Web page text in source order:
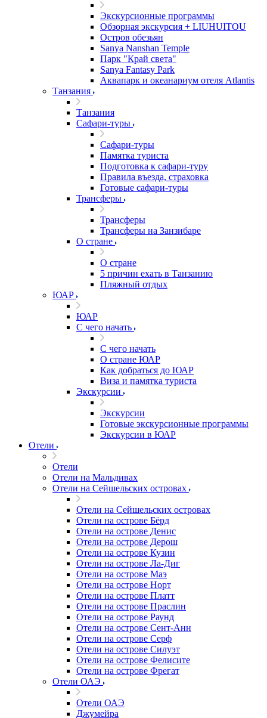
Экскурсионные программы
Обзорная экскурсия + LIUHUITOU
Остров обезьян
Sanya Nanshan Temple
Парк "Край света"
Sanya Fantasy Park
Аквапарк и океанариум отеля Atlantis
Танзания
Танзания
Сафари-туры
Сафари-туры
Памятка туриста
Подготовка к сафари-туру
Правила въезда, страховка
Готовые сафари-туры
Трансферы
Трансферы
Трансферы на Занзибаре
О стране
О стране
5 причин ехать в Танзанию
Пляжный отдых
ЮАР
ЮАР
С чего начать
С чего начать
О стране ЮАР
Как добраться до ЮАР
Виза и памятка туриста
Экскурсии
Экскурсии
Готовые экскурсионные программы
Экскурсии в ЮАР
Отели
Отели
Отели на Мальдивах
Отели на Сейшельских островах
Отели на Сейшельских островах
Отели на острове Бёрд
Отели на острове Денис
Отели на острове Дерош
Отели на острове Кузин
Отели на острове Ла-Диг
Отели на острове Маэ
Отели на острове Норт
Отели на острове Платт
Отели на острове Праслин
Отели на острове Раунд
Отели на острове Сент-Анн
Отели на острове Серф
Отели на острове Силуэт
Отели на острове Фелисите
Отели на острове Фрегат
Отели ОАЭ
Отели ОАЭ
Джумейра